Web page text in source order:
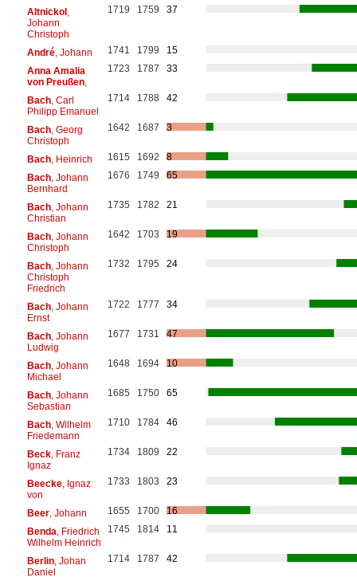
Altnickol,
Johann
Christoph
1719 1759 37
André, Johann 1741 1799
15
Anna Amalia
von Preußen,
1723 1787 33
Bach, Carl
Philipp Emanuel
1714 1788 42
Bach, Georg
Christoph
1642 1687 3
Bach, Heinrich 1615 1692
8
Bach, Johann
Bernhard
1676 1749 65
Bach, Johann
Christian
1735 1782 21
Bach, Johann
Christoph
1642 1703 19
Bach, Johann
Christoph
Friedrich
1732 1795 24
Bach, Johann
Ernst
1722 1777 34
Bach, Johann
Ludwig
1677 1731 47
Bach, Johann
Michael
1648 1694 10
Bach, Johann
Sebastian
1685 1750 65
Bach, Wilhelm
Friedemann
1710 1784 46
Beck, Franz
Ignaz
1734 1809 22
Beecke, Ignaz
von
1733 1803 23
Beer, Johann 1655 1700
16
Benda , Friedrich
Wilhelm Heinrich
1745 1814 11
Berlin, Johan
Daniel
1714 1787 42